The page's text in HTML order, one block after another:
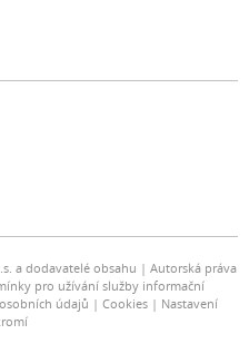
a dodavatelé obsahu
Autorská práva
pro užívání služby informační
údajů Cookies
Nastavení